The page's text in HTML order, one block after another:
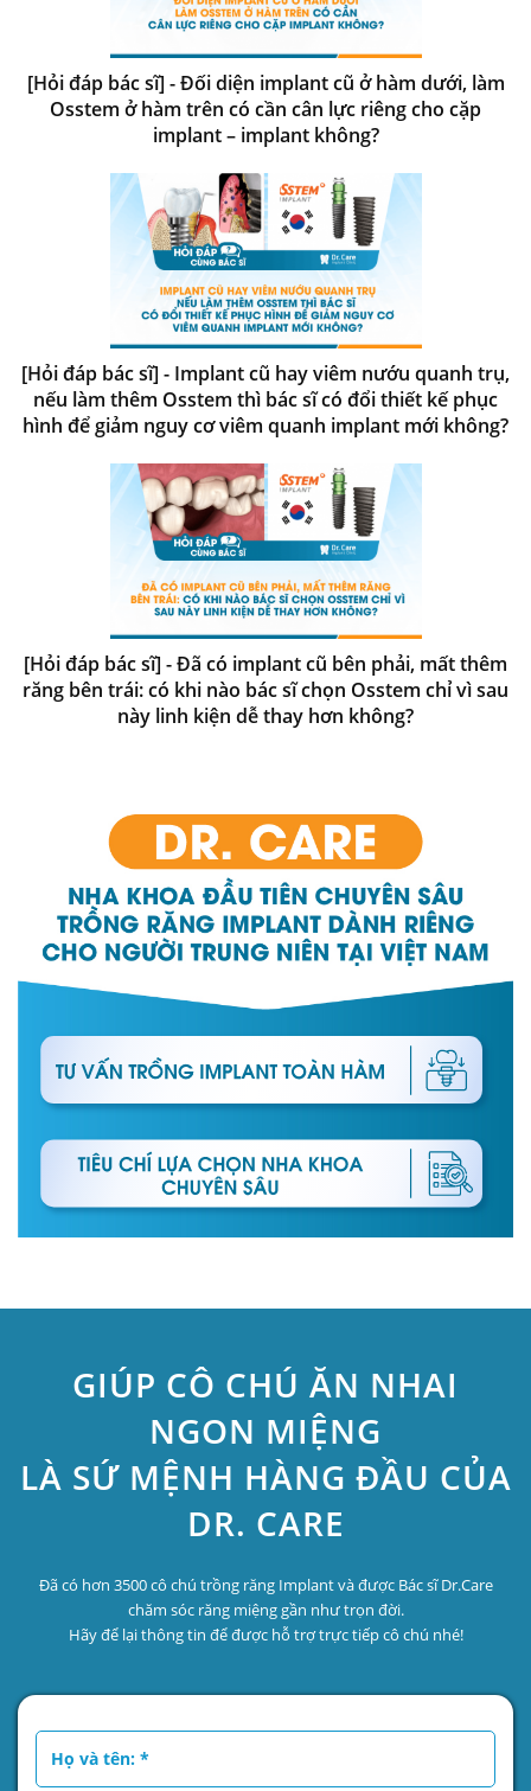
[Hỏi đáp bác sĩ] - Đối diện implant cũ ở hàm dưới, làm
Osstem ở hàm trên có cần cân lực riêng cho cặp
implant – implant không?
[Hỏi đáp bác sĩ] - Implant cũ hay viêm nướu quanh trụ,
nếu làm thêm Osstem thì bác sĩ có đổi thiết kế phục
hình để giảm nguy cơ viêm quanh implant mới không?
[Hỏi đáp bác sĩ] - Đã có implant cũ bên phải, mất thêm
răng bên trái: có khi nào bác sĩ chọn Osstem chỉ vì sau
này linh kiện dễ thay hơn không?
GIÚP CÔ CHÚ ĂN NHAI
NGON MIỆNG
LÀ SỨ MỆNH HÀNG ĐẦU CỦA
DR. CARE
Đã có hơn 3500 cô chú trồng răng Implant và được Bác sĩ Dr.Care
chăm sóc răng miệng gần như trọn đời.
Hãy để lại thông tin để được hỗ trợ trực tiếp cô chú nhé!